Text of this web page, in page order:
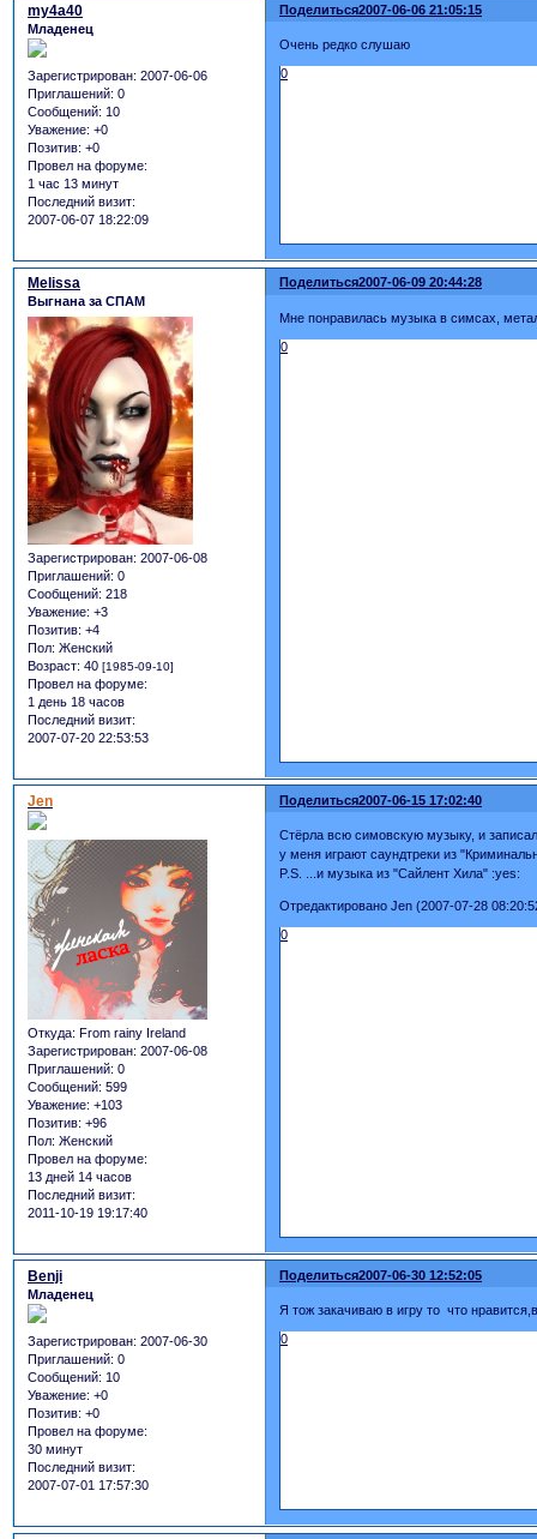
Поделиться2007-06-06 21:05:15
my4a40
Младенец
Зарегистрирован: 2007-06-06
Приглашений: 0
Сообщений: 10
Уважение: +0
Позитив: +0
Провел на форуме:
1 час 13 минут
Последний визит:
2007-06-07 18:22:09
Очень редко слушаю
0
Поделиться2007-06-09 20:44:28
Melissa
Выгнана за СПАМ
Зарегистрирован: 2007-06-08
Приглашений: 0
Сообщений: 218
Уважение: +3
Позитив: +4
Пол: Женский
Возраст: 40 [1985-09-10]
Провел на форуме:
1 день 18 часов
Последний визит:
2007-07-20 22:53:53
Мне понравилась музыка в симсах,
0
Поделиться2007-06-15 17:02:40
Jen
Откуда: From rainy Ireland
Зарегистрирован: 2007-06-08
Приглашений: 0
Сообщений: 599
Уважение: +103
Позитив: +96
Пол: Женский
Провел на форуме:
13 дней 14 часов
Последний визит:
2011-10-19 19:17:40
Стёрла всю симовскую музыку, и
у меня играют саундтреки из
P.S. ...и музыка из "Сайлент Хила" :yes:
Отредактировано Jen (2007-07-28
0
Поделиться2007-06-30 12:52:05
Benji
Младенец
Зарегистрирован: 2007-06-30
Приглашений: 0
Сообщений: 10
Уважение: +0
Позитив: +0
Провел на форуме:
30 минут
Последний визит:
2007-07-01 17:57:30
Я тож закачиваю в игру то что
0